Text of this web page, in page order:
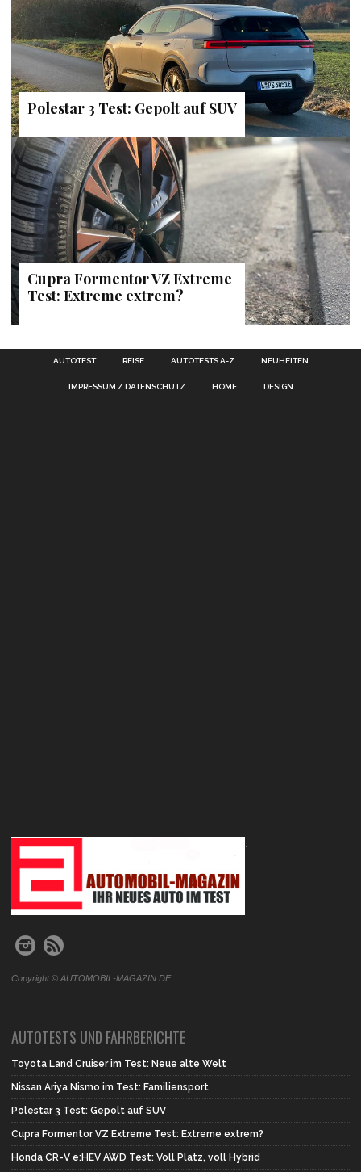
Polestar 3 Test: Gepolt auf SUV
Cupra Formentor VZ Extreme
Test: Extreme extrem?
AUTOTEST REISE AUTOTESTS A-Z NEUHEITEN
IMPRESSUM / DATENSCHUTZ HOME DESIGN
.
Copyright © AUTOMOBIL-MAGAZIN.DE.
AUTOTESTS UND FAHRBERICHTE
Toyota Land Cruiser im Test: Neue alte Welt
Nissan Ariya Nismo im Test: Familiensport
Polestar 3 Test: Gepolt auf SUV
Cupra Formentor VZ Extreme Test: Extreme extrem?
Honda CR-V e:HEV AWD Test: Voll Platz, voll Hybrid